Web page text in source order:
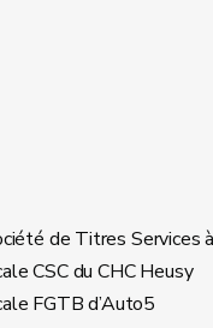
de Titres Services
CSC du CHC Heusy
FGTB d’Auto5